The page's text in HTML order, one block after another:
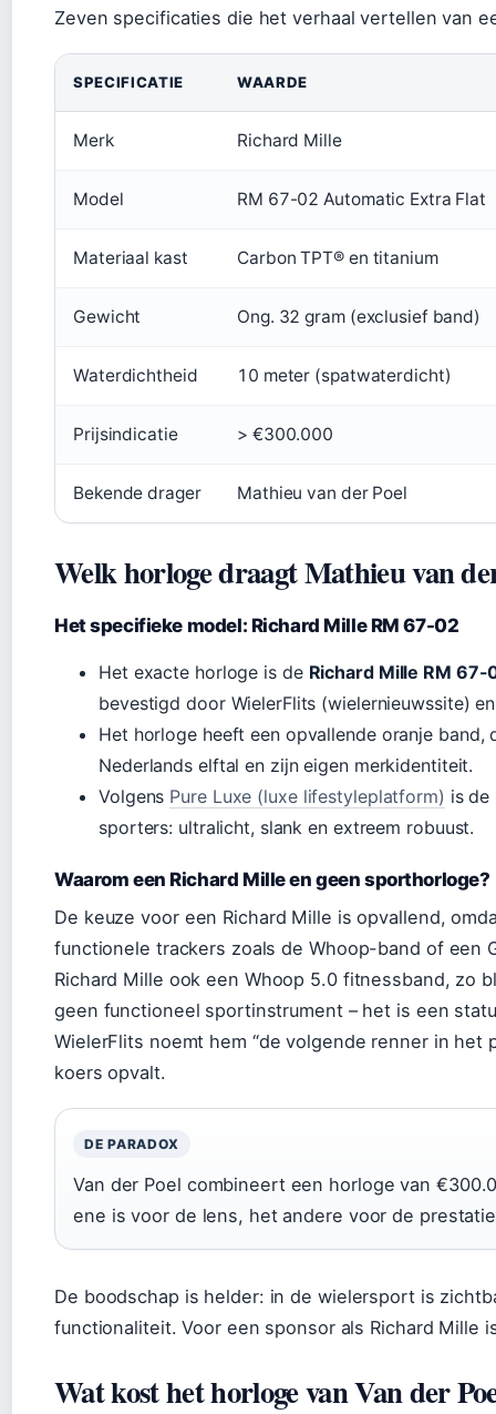
Zeven specificaties die het verhaal vertellen van
SPECIFICATIE WAARDE
Merk Richard Mille
Model RM 67-02 Automatic Extra Flat
Materiaal kast Carbon TPT® en titanium
Gewicht Ong. 32 gram (exclusief band)
Waterdichtheid 10 meter (spatwaterdicht)
Prijsindicatie > €300.000
Bekende drager Mathieu van der Poel
Welk horloge draagt Mathieu van
Het specifieke model: Richard Mille RM 67-02
Het exacte horloge is de Richard Mille RM
bevestigd door WielerFlits (wielernieuwssite)
Het horloge heeft een opvallende oranje
Nederlands elftal en zijn eigen merkidentiteit.
Volgens Pure Luxe (luxe lifestyleplatform) is de
sporters: ultralicht, slank en extreem robuust.
Waarom een Richard Mille en geen sporthorloge?
De keuze voor een Richard Mille is opvallend,
functionele trackers zoals de Whoop-band of een
Richard Mille ook een Whoop 5.0 fitnessband, zo
geen functioneel sportinstrument – het is een
WielerFlits noemt hem “de volgende renner in het
koers opvalt.
DE PARADOX
Van der Poel combineert een horloge van
ene is voor de lens, het andere voor de
De boodschap is helder: in de wielersport is
functionaliteit. Voor een sponsor als Richard Mille
Wat kost het horloge van Van der